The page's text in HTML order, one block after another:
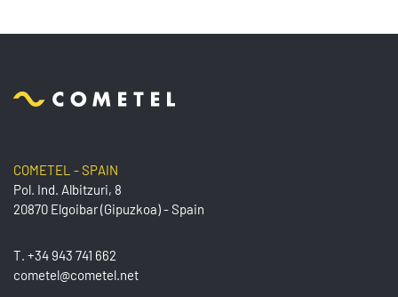
COMETEL - SPAIN
Pol. Ind. Albitzuri, 8
20870 Elgoibar (Gipuzkoa) - Spain
T. +34 943 741 662
cometel@cometel.net